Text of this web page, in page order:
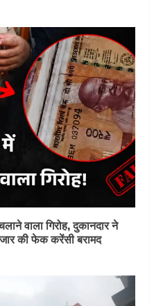
वाला गिरोह, दुकानदार ने
की फेक करेंसी बरामद